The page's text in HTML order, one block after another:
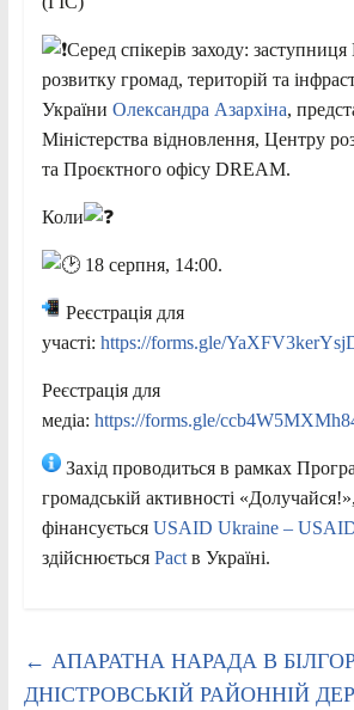
Серед спікерів заходу: заступниця
розвитку громад, територій та
України Олександра Азархіна,
Міністерства відновлення, Центру
та Проєктного офісу DREAM.
Коли
18 серпня, 14:00.
Реєстрація для
участі: https://forms.gle/
Реєстрація для
медіа: https://forms.gle/
Захід проводиться в рамках
громадській активності
фінансується USAID Ukraine –
здійснюється Pactв Україні.
← АПАРАТНА НАРАДА В
ДНІСТРОВСЬКІЙ РАЙОННІЙ